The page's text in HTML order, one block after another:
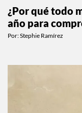
¿Por qué todo
año para
Por:Stephie Ramírez